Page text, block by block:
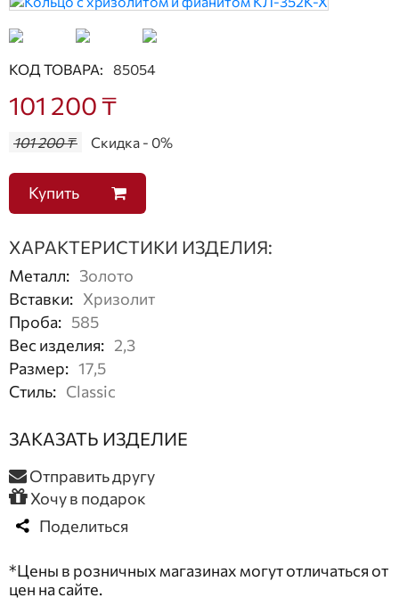
КОД ТОВАРА: 85054
101 200 ₸
101 200 ₸ Скидка - 0%
Купить
ХАРАКТЕРИСТИКИ ИЗДЕЛИЯ:
Металл: Золото
Вставки: Хризолит
Проба: 585
Вес изделия: 2,3
Размер: 17,5
Стиль: Classic
ЗАКАЗАТЬ ИЗДЕЛИЕ
Отправить другу
Хочу в подарок
Поделиться
*Цены в розничных магазинах могут отличаться от
цен на сайте.